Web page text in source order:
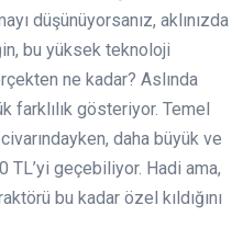
düşünüyorsanız, aklınızda
bu yüksek teknoloji
ne kadar? Aslında
farklılık gösteriyor. Temel
daha büyük ve
geçebiliyor. Hadi ama,
bu kadar özel kıldığını